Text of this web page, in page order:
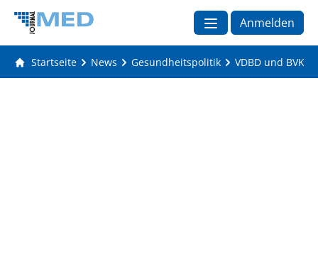
Anmelden
Startseite News Gesundheitspolitik VDBD und